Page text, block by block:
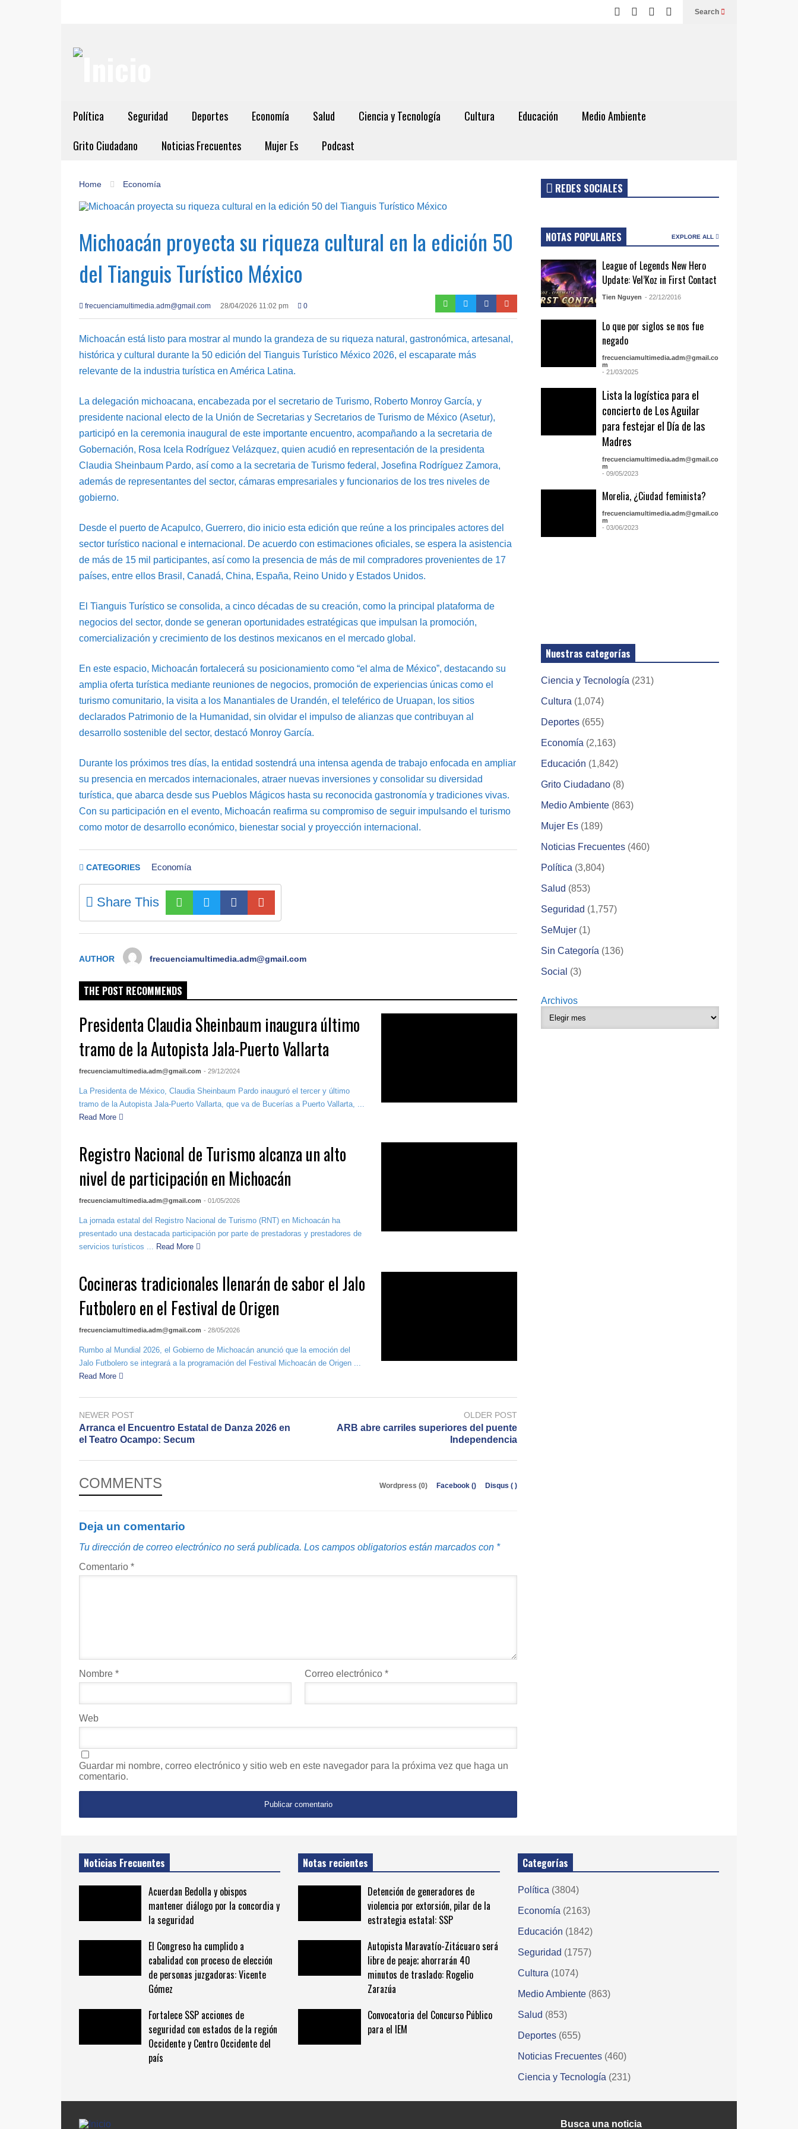
Search
Política Seguridad Deportes Economía Salud Ciencia y Tecnología Cultura Educación
Medio Ambiente
Grito Ciudadano
Noticias Frecuentes Mujer Es Podcast
Home Economía
Michoacán proyecta su riqueza cultural en la edición 50
del Tianguis Turístico México
frecuenciamultimedia.adm@gmail.com 28/04/2026 11:02 pm 0
Michoacán está listo para mostrar al mundo la grandeza de su riqueza natural, gastronómica, artesanal,
histórica y cultural durante la 50 edición del Tianguis Turístico México 2026, el escaparate más
relevante de la industria turística en América Latina.
La delegación michoacana, encabezada por el secretario de Turismo, Roberto Monroy García, y
presidente nacional electo de la Unión de Secretarias y Secretarios de Turismo de México (Asetur),
participó en la ceremonia inaugural de este importante encuentro, acompañando a la secretaria de
Gobernación, Rosa Icela Rodríguez Velázquez, quien acudió en representación de la presidenta
Claudia Sheinbaum Pardo, así como a la secretaria de Turismo federal, Josefina Rodríguez Zamora,
además de representantes del sector, cámaras empresariales y funcionarios de los tres niveles de
gobierno.
Desde el puerto de Acapulco, Guerrero, dio inicio esta edición que reúne a los principales actores del
sector turístico nacional e internacional. De acuerdo con estimaciones oficiales, se espera la asistencia
de más de 15 mil participantes, así como la presencia de más de mil compradores provenientes de 17
países, entre ellos Brasil, Canadá, China, España, Reino Unido y Estados Unidos.
El Tianguis Turístico se consolida, a cinco décadas de su creación, como la principal plataforma de
negocios del sector, donde se generan oportunidades estratégicas que impulsan la promoción,
comercialización y crecimiento de los destinos mexicanos en el mercado global.
En este espacio, Michoacán fortalecerá su posicionamiento como “el alma de México”, destacando su
amplia oferta turística mediante reuniones de negocios, promoción de experiencias únicas como el
turismo comunitario, la visita a los Manantiales de Urandén, el teleférico de Uruapan, los sitios
declarados Patrimonio de la Humanidad, sin olvidar el impulso de alianzas que contribuyan al
desarrollo sostenible del sector, destacó Monroy García.
Durante los próximos tres días, la entidad sostendrá una intensa agenda de trabajo enfocada en ampliar
su presencia en mercados internacionales, atraer nuevas inversiones y consolidar su diversidad
turística, que abarca desde sus Pueblos Mágicos hasta su reconocida gastronomía y tradiciones vivas.
Con su participación en el evento, Michoacán reafirma su compromiso de seguir impulsando el turismo
como motor de desarrollo económico, bienestar social y proyección internacional.
CATEGORIES Economía
Share This
AUTHOR frecuenciamultimedia.adm@gmail.com
THE POST RECOMMENDS
Presidenta Claudia Sheinbaum inaugura último
tramo de la Autopista Jala-Puerto Vallarta
frecuenciamultimedia.adm@gmail.com - 29/12/2024
La Presidenta de México, Claudia Sheinbaum Pardo inauguró el tercer y último
tramo de la Autopista Jala-Puerto Vallarta, que va de Bucerías a Puerto Vallarta, ...
Read More
Registro Nacional de Turismo alcanza un alto
nivel de participación en Michoacán
frecuenciamultimedia.adm@gmail.com - 01/05/2026
La jornada estatal del Registro Nacional de Turismo (RNT) en Michoacán ha
presentado una destacada participación por parte de prestadoras y prestadores de
servicios turísticos ...
Read More
Cocineras tradicionales llenarán de sabor el Jalo
Futbolero en el Festival de Origen
frecuenciamultimedia.adm@gmail.com - 28/05/2026
Rumbo al Mundial 2026, el Gobierno de Michoacán anunció que la emoción del
Jalo Futbolero se integrará a la programación del Festival Michoacán de Origen ...
Read More
NEWER POST
Arranca el Encuentro Estatal de Danza 2026 en
el Teatro Ocampo: Secum
OLDER POST
ARB abre carriles superiores del puente
Independencia
COMMENTS Wordpress (0) Facebook () Disqus ( )
Deja un comentario
Tu dirección de correo electrónico no será publicada. Los campos obligatorios están marcados con *
Comentario *
Nombre * Correo electrónico*
Web
Guardar mi nombre, correo electrónico y sitio web en este navegador para la próxima vez que haga un
comentario.
REDES SOCIALES
NOTAS POPULARES EXPLORE ALL
League of Legends New Hero
Update: Vel’Koz in First Contact
Tien Nguyen - 22/12/2016
Lo que por siglos se nos fue
negado
frecuenciamultimedia.adm@gmail.co
m
- 21/03/2025
Lista la logística para el
concierto de Los Aguilar
para festejar el Día de las
Madres
frecuenciamultimedia.adm@gmail.co
m
- 09/05/2023
Morelia, ¿Ciudad feminista?
frecuenciamultimedia.adm@gmail.co
m
- 03/06/2023
Nuestras categorías
Ciencia y Tecnología (231)
Cultura (1,074)
Deportes (655)
Economía (2,163)
Educación (1,842)
Grito Ciudadano (8)
Medio Ambiente (863)
Mujer Es (189)
Noticias Frecuentes (460)
Política (3,804)
Salud (853)
Seguridad (1,757)
SeMujer (1)
Sin Categoría (136)
Social (3)
Archivos
Noticias Frecuentes
Acuerdan Bedolla y obispos
mantener diálogo por la concordia y
la seguridad
El Congreso ha cumplido a
cabalidad con proceso de elección
de personas juzgadoras: Vicente
Gómez
Fortalece SSP acciones de
seguridad con estados de la región
Occidente y Centro Occidente del
país
Notas recientes
Detención de generadores de
violencia por extorsión, pilar de la
estrategia estatal: SSP
Autopista Maravatío-Zitácuaro será
libre de peaje; ahorrarán 40
minutos de traslado: Rogelio
Zarazúa
Convocatoria del Concurso Público
para el IEM
Categorías
Política (3804)
Economía (2163)
Educación (1842)
Seguridad (1757)
Cultura (1074)
Medio Ambiente (863)
Salud (853)
Deportes (655)
Noticias Frecuentes (460)
Ciencia y Tecnología (231)
Busca una noticia